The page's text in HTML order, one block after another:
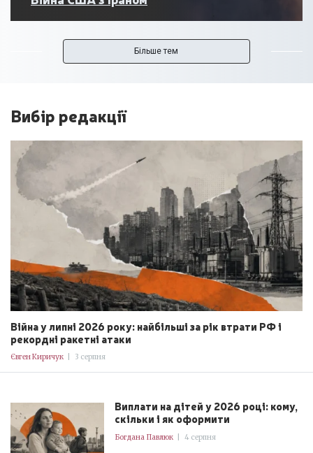
Більше тем
Виплати на дітей у 2026 році: кому,
скільки і як оформити
Богдана Павлюк 4 серпня
Вибір редакції
Війна у липні 2026 року: найбільші за рік втрати РФ і
рекордні ракетні атаки
Євген Киричук 3 серпня